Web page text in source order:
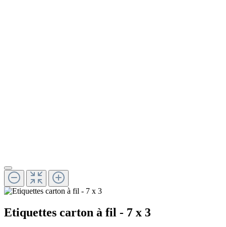
Etiquettes carton à fil - 7 x 3